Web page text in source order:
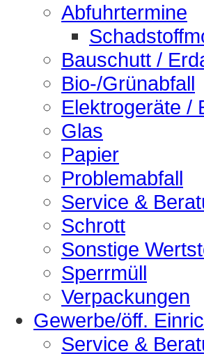
Abfuhrtermine
Bauschutt /
Bio-/Grünabfall
Elektrogeräte /
Glas
Papier
Problemabfall
Service &
Schrott
Sonstige
Sperrmüll
Verpackungen
Gewerbe/öff.
Service &